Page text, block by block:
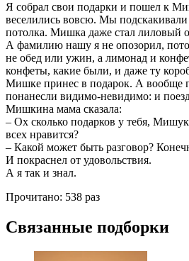
Я собрал свои подарки и пошел к
веселились вовсю. Мы подскакивали
потолка. Мишка даже стал лиловый
А фамилию нашу я не опозорил,
не обед или ужин, а лимонад и
конфеты, какие были, и даже ту
Мишке принес в подарок. А вообще
понанесли видимо-невидимо: и
Мишкина мама сказала:
– Ох сколько подарков у тебя,
всех нравится?
– Какой может быть разговор?
И покраснел от удовольствия.
А я так и знал.
Прочитано: 538 раз
Связанные подборки